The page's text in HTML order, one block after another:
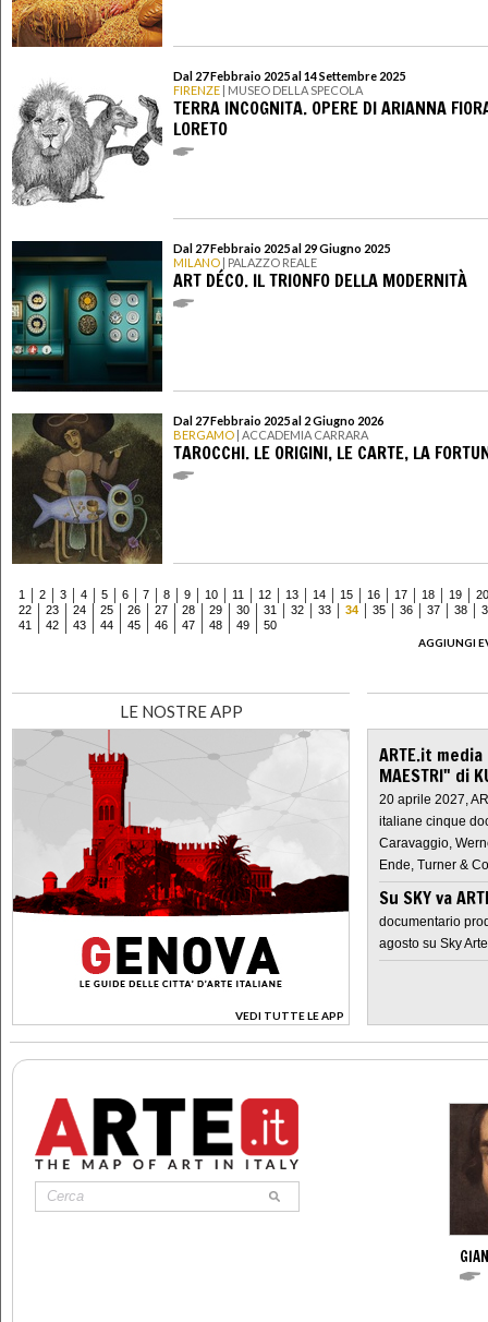
Dal 27 Febbraio 2025 al 14 Settembre 2025
FIRENZE | MUSEO DELLA SPECOLA
TERRA INCOGNITA. OPERE DI ARIANNA
LORETO
Dal 27 Febbraio 2025 al 29 Giugno 2025
MILANO | PALAZZO REALE
ART DÉCO. IL TRIONFO DELLA MODERNITÀ
Dal 27 Febbraio 2025 al 2 Giugno 2026
BERGAMO | ACCADEMIA CARRARA
TAROCCHI. LE ORIGINI, LE CARTE, LA
1 2 3 4 5 6 7 8 9 10 11 12 13 14 15 16 17 18 19
20
22
23 24 25 26 27 28 29 30 31 32 33 34 35 36 37 38
41
42 43 44 45 46 47 48 49
50
AGGIUNGI
LE NOSTRE APP
VEDI TUTTE LE APP
>
ARTE.it
MAESTRI" di
20 aprile 2027,
italiane cinque
Caravaggio,
Ende, Turner &
Su SKY va
documentario
agosto su Sky Arte